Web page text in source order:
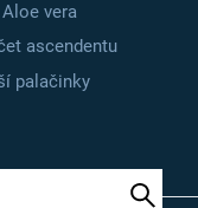
Aloe vera
ascendentu
palačinky